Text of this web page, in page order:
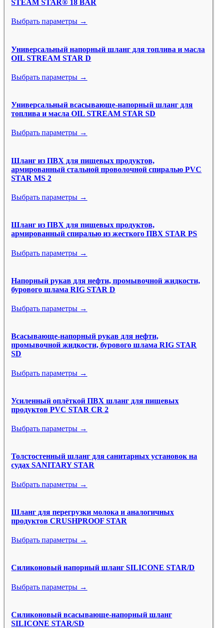
STEAM STAR® 18 BAR
Выбрать параметры →
Универсальный напорный шланг для топлива и масла
OIL STREAM STAR D
Выбрать параметры →
Универсальный всасывающе-напорный шланг для
топлива и масла OIL STREAM STAR SD
Выбрать параметры →
Шланг из ПВХ для пищевых продуктов,
армированный стальной проволочной спиралью PVC
STAR MS 2
Выбрать параметры →
Шланг из ПВХ для пищевых продуктов,
армированный спиралью из жесткого ПВХ STAR PS
Выбрать параметры →
Напорный рукав для нефти, промывочной жидкости,
бурового шлама RIG STAR D
Выбрать параметры →
Всасывающе-напорный рукав для нефти,
промывочной жидкости, бурового шлама RIG STAR
SD
Выбрать параметры →
Усиленный оплёткой ПВХ шланг для пищевых
продуктов PVC STAR CR 2
Выбрать параметры →
Толстостенный шланг для санитарных установок на
судах SANITARY STAR
Выбрать параметры →
Шланг для перегрузки молока и аналогичных
продуктов CRUSHPROOF STAR
Выбрать параметры →
Силиконовый напорный шланг SILICONE STAR/D
Выбрать параметры →
Силиконовый всасывающе-напорный шланг
SILICONE STAR/SD